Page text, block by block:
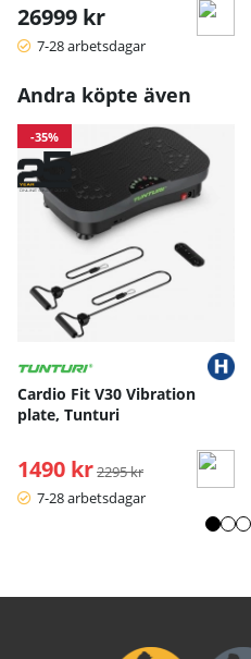
26999 kr
7-28 arbetsdagar
Andra köpte även
-35%
Cardio Fit V30 Vibration
plate, Tunturi
1490 kr Ordinarie pris:
2295 kr
7-28 arbetsdagar